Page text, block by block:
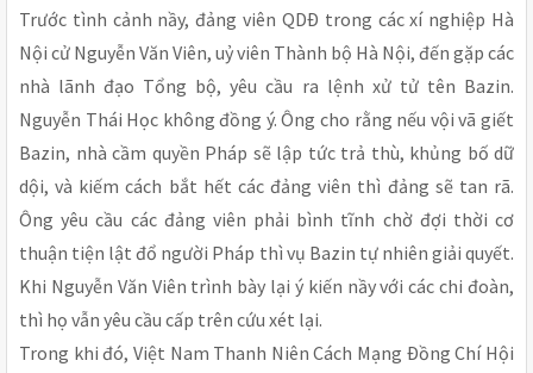
Trước tình cảnh nầy, đảng viên QDÐ trong các xí nghiệp Hà
Nội cử Nguyễn Văn Viên, uỷ viên Thành bộ Hà Nội, đến gặp các
nhà lãnh đạo Tổng bộ, yêu cầu ra lệnh xử tử tên Bazin.
Nguyễn Thái Học không đồng ý. Ông cho rằng nếu vội vã giết
Bazin, nhà cầm quyền Pháp sẽ lập tức trả thù, khủng bố dữ
dội, và kiếm cách bắt hết các đảng viên thì đảng sẽ tan rã.
Ông yêu cầu các đảng viên phải bình tĩnh chờ đợi thời cơ
thuận tiện lật đổ người Pháp thì vụ Bazin tự nhiên giải quyết.
Khi Nguyễn Văn Viên trình bày lại ý kiến nầy với các chi đoàn,
thì họ vẫn yêu cầu cấp trên cứu xét lại.
Trong khi đó, Việt Nam Thanh Niên Cách Mạng Ðồng Chí Hội